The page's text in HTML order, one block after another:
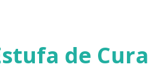
de Cura